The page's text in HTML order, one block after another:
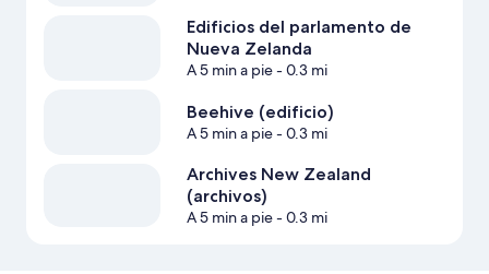
Edificios del parlamento de
Nueva Zelanda
A 5 min a pie- 0.3 mi
Beehive (edificio)
A 5 min a pie- 0.3 mi
Archives New Zealand
(archivos)
A 5 min a pie- 0.3 mi